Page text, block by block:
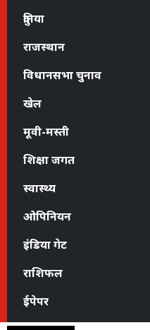
दुनिया
राजस्थान
विधानसभा चुनाव
खेल
मूवी-मस्ती
शिक्षा जगत
स्वास्थ्य
ओपिनियन
इंडिया गेट
राशिफल
ईपेपर